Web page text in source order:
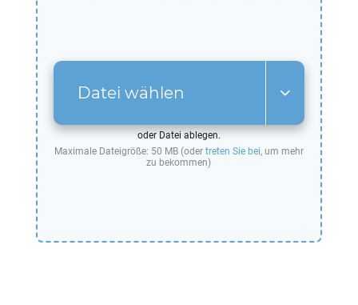
Datei wählen
oder Datei ablegen.
Maximale Dateigröße: 50 MB (oder treten Sie bei, um mehr
zu bekommen)